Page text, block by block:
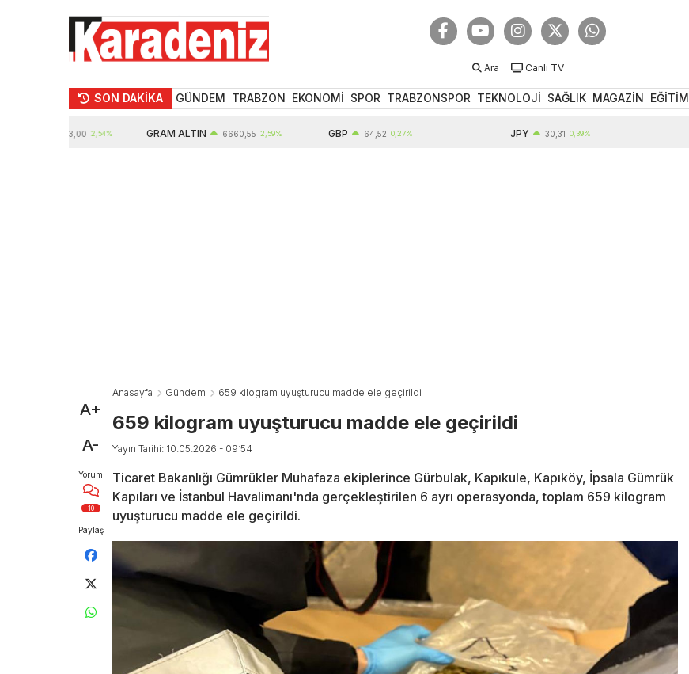
Ara Canlı TV
SON DAKİKA GÜNDEM TRABZON EKONOMİ SPOR TRABZONSPOR TEKNOLOJİ SAĞLIK MAGAZİN EĞİTİM
2,54% GRAM ALTIN 6660,55 2,59% 64,52 0,27% 30,31 0,39%
A+
A-
Yorum
10
Paylaş
Anasayfa Gündem 659 kilogram uyuşturucu madde ele geçirildi
659 kilogram uyuşturucu madde ele geçirildi
Yayın Tarihi: 10.05.2026 - 09:54
Ticaret Bakanlığı Gümrükler Muhafaza ekiplerince Gürbulak, Kapıkule, Kapıköy, İpsala Gümrük
Kapıları ve İstanbul Havalimanı'nda gerçekleştirilen 6 ayrı operasyonda, toplam 659 kilogram
uyuşturucu madde ele geçirildi.